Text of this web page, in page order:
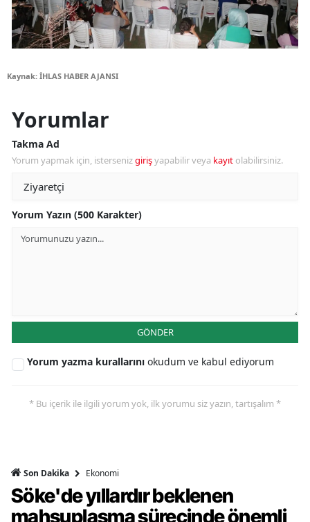
Kaynak: İHLAS HABER AJANSI
Yorumlar
Takma Ad
Yorum yapmak için, istersenizgirişyapabilir veya kayıt olabilirsiniz.
Yorum Yazın (500 Karakter)
GÖNDER
Yorum yazma kurallarını okudum ve kabul ediyorum
* Bu içerik ile ilgili yorum yok, ilk yorumu siz yazın, tartışalım *
Son Dakika Ekonomi
Söke'de yıllardır beklenen
mahsuplaşma sürecinde önemli